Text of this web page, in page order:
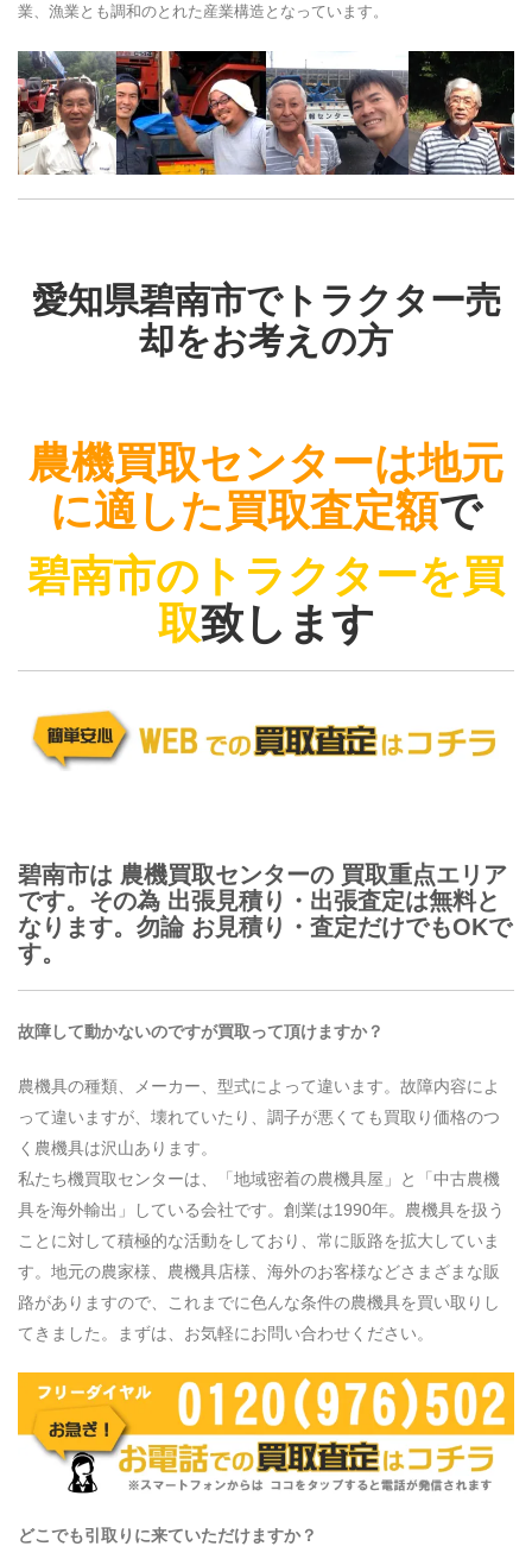
業、漁業とも調和のとれた産業構造となっています。
愛知県碧南市でトラクター売
却をお考えの方
農機買取センターは地元
に適した買取査定額で
碧南市のトラクターを買
取致します
碧南市は 農機買取センターの 買取重点エリア
です。その為 出張見積り・出張査定は無料と
なります。勿論 お見積り・査定だけでもOKで
す。
故障して動かないのですが買取って頂けますか？
農機具の種類、メーカー、型式によって違います。故障内容によ
って違いますが、壊れていたり、調子が悪くても買取り価格のつ
く農機具は沢山あります。
私たち機買取センターは、「地域密着の農機具屋」と「中古農機
具を海外輸出」している会社です。創業は1990年。農機具を扱う
ことに対して積極的な活動をしており、常に販路を拡大していま
す。地元の農家様、農機具店様、海外のお客様などさまざまな販
路がありますので、これまでに色んな条件の農機具を買い取りし
てきました。まずは、お気軽にお問い合わせください。
どこでも引取りに来ていただけますか？